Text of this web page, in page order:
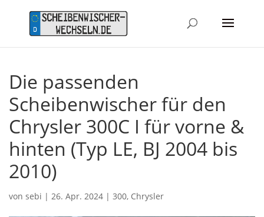
Die passenden
Scheibenwischer für den
Chrysler 300C I für vorne &
hinten (Typ LE, BJ 2004 bis
2010)
von sebi | 26. Apr. 2024 | 300, Chrysler